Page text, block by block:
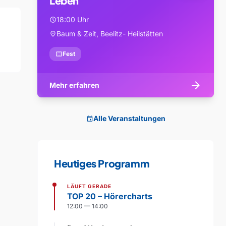
schedule18:00 Uhr
location_onBaum & Zeit, Beelitz- Heilstätten
confirmation_numberFest
Mehr erfahren arrow_forward
eventAlle Veranstaltungen
Heutiges Programm
LÄUFT GERADE
TOP 20 – Hörercharts
12:00 — 14:00